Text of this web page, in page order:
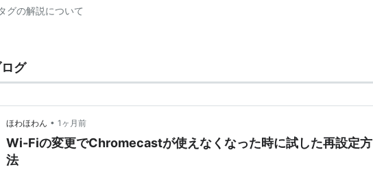
グの解説について
グ
ほわほわん • 1ヶ月前
Wi-Fiの変更でChromecastが使えなくなった時に試した再設定方
法